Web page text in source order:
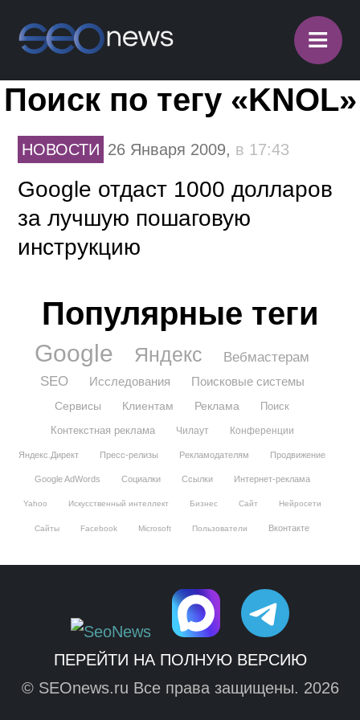
≡
Поиск по тегу «KNOL»
НОВОСТИ 26 Января 2009, в 17:43
Google отдаст 1000 долларов
за лучшую пошаговую
инструкцию
Популярные теги
Google Яндекс
Вебмастерам
SEO
Исследования Поисковые системы
Сервисы Клиентам Реклама
Поиск
Контекстная реклама
Чилаут Конференции
Яндекс.Директ Пресс-релизы Рекламодателям Продвижение
Google AdWords Социалки Ссылки Интернет-реклама
Yahoo Искусственный интеллект Бизнес Сайт Нейросети
Сайты Facebook Microsoft Пользователи Вконтакте
ПЕРЕЙТИ НА ПОЛНУЮ ВЕРСИЮ
© SEOnews.ru Все права защищены. 2026